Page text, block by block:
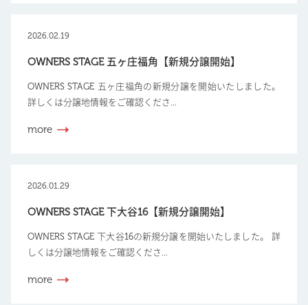
2026.02.19
OWNERS STAGE 五ヶ庄福角【新規分譲開始】
OWNERS STAGE 五ヶ庄福角の新規分譲を開始いたしました。
詳しくは分譲地情報をご確認くださ...
more
2026.01.29
OWNERS STAGE 下大谷16【新規分譲開始】
OWNERS STAGE 下大谷16の新規分譲を開始いたしました。 詳
しくは分譲地情報をご確認くださ...
more